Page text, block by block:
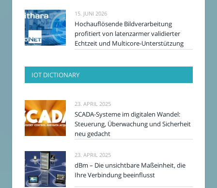
15. JUNI 2026
Hochauflösende Bildverarbeitung
profitiert von latenzarmer validierter
Echtzeit und Multicore-Unterstützung
IOT DICTIONARY
23. APRIL 2025
SCADA-Systeme im digitalen Wandel:
Steuerung, Überwachung und Sicherheit
neu gedacht
23. APRIL 2025
dBm – Die unsichtbare Maßeinheit, die
Ihre Verbindung beeinflusst